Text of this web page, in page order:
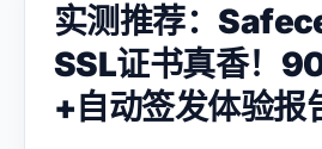
免费证书
SSL安装指南
实测推荐：
SSL证书真香！
+自动签发体验报